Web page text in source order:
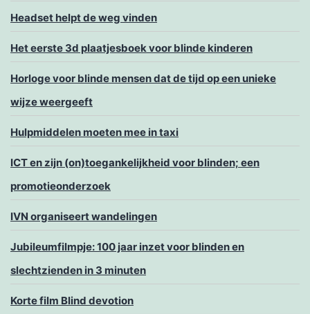
Headset helpt de weg vinden
Het eerste 3d plaatjesboek voor blinde kinderen
Horloge voor blinde mensen dat de tijd op een unieke
wijze weergeeft
Hulpmiddelen moeten mee in taxi
ICT en zijn (on)toegankelijkheid voor blinden; een
promotieonderzoek
IVN organiseert wandelingen
Jubileumfilmpje: 100 jaar inzet voor blinden en
slechtzienden in 3 minuten
Korte film Blind devotion